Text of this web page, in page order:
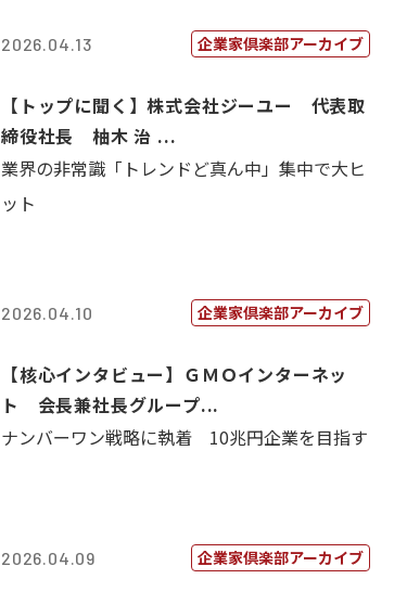
2026.04.13 企業家倶楽部アーカイブ
【トップに聞く】株式会社ジーユー 代表取
締役社長 柚木 治 ...
業界の非常識「トレンドど真ん中」集中で大ヒ
ット
2026.04.10 企業家倶楽部アーカイブ
【核心インタビュー】ＧＭＯインターネッ
ト 会長兼社長グループ...
ナンバーワン戦略に執着 10兆円企業を目指す
2026.04.09 企業家倶楽部アーカイブ